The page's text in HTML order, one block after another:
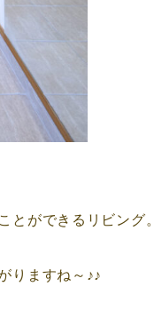
とができるリビング。
りますね～♪♪